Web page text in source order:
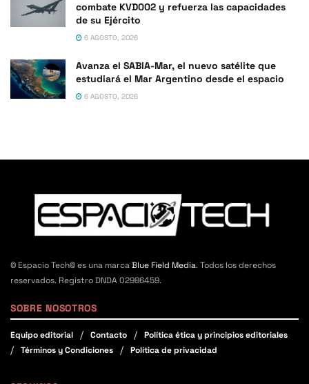
combate KVD002 y refuerza las capacidades
de su Ejército
6 AGOSTO, 2026
Avanza el SABIA-Mar, el nuevo satélite que
estudiará el Mar Argentino desde el espacio
6 AGOSTO, 2026
© Espacio Tech© es una marcaBlue Field Media. Todos los derechos
reservados. Registro DNDA 02986459.
SOBRE NOSOTROS
Equipo editorial Contacto
Política ética y principios editoriales
Términos y Condiciones
Política de privacidad